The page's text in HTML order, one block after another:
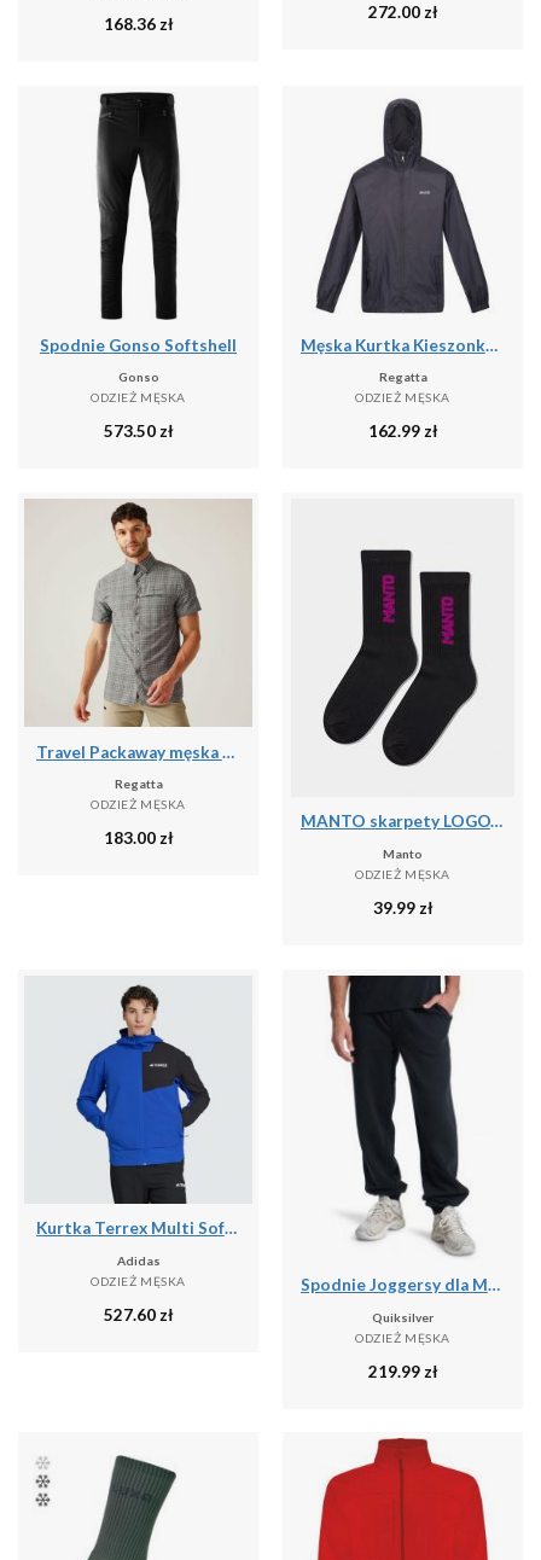
168.36zł
272.00 zł
Spodnie Gonso Softshell
Gonso
ODZIEŻ MĘSKA
573.50zł
Męska Kurtka Kieszonkowa + Worek Pack It III
Regatta
ODZIEŻ MĘSKA
162.99zł
Travel Packaway męska koszula z krótkim rękawem
Regatta
ODZIEŻ MĘSKA
183.00zł
MANTO skarpety LOGOTYPE 25 czarne
Manto
ODZIEŻ MĘSKA
39.99 zł
Kurtka Terrex Multi Softshell
Adidas
ODZIEŻ MĘSKA
527.60 zł
Spodnie Joggersy dla Mężczyzn SALT WATER
Quiksilver
ODZIEŻ MĘSKA
219.99 zł